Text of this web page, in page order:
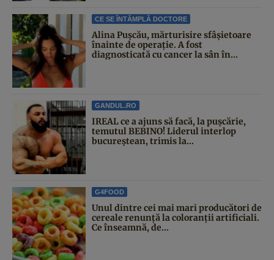
CE SE ÎNTÂMPLĂ DOCTORE
Alina Pușcău, mărturisire sfâșietoare
înainte de operație. A fost
diagnosticată cu cancer la sân în...
GANDUL.RO
IREAL ce a ajuns să facă, la pușcărie,
temutul BEBINO! Liderul interlop
bucureștean, trimis la...
G4FOOD
Unul dintre cei mai mari producători de
cereale renunță la coloranții artificiali.
Ce înseamnă, de...